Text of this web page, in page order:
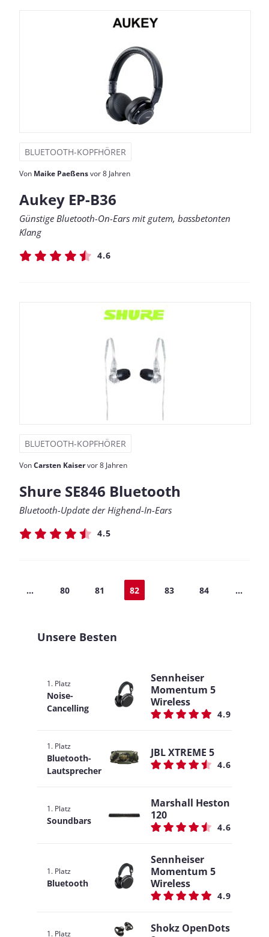
BLUETOOTH-KOPFHÖRER
Von Maike Paeßensvor 8 Jahren
Aukey EP-B36
Günstige Bluetooth-On-Ears mit gutem, bassbetonten
Klang
4.6
BLUETOOTH-KOPFHÖRER
VonCarsten Kaiservor 8 Jahren
Shure SE846 Bluetooth
Bluetooth-Update der Highend-In-Ears
4.5
... 80 81 82 83 84 ...
Unsere Besten
1. Platz
Noise-
Cancelling
Sennheiser
Momentum 5
Wireless
4.9
1. Platz
Bluetooth-
Lautsprecher
JBL XTREME 5
4.6
1. Platz
Soundbars
Marshall Heston
120
4.6
1. Platz
Bluetooth
Sennheiser
Momentum 5
Wireless
4.9
1. Platz
Shokz OpenDots